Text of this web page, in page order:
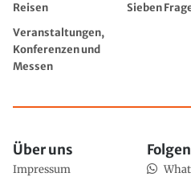
Reisen
Sieben
Veranstaltungen,
Konferenzen und
Messen
Über uns
Impressum